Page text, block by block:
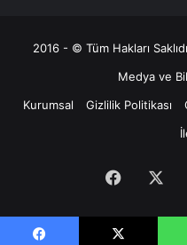
2016 - © Tüm Hakları
Medya ve
Kurumsal
Gizlilik Politikası